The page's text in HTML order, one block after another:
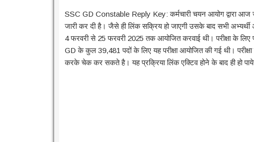
SSC GD Constable Reply Key: कर्मचारी चयन आयोग द्वारा आज
जारी कर दी है। जैसे ही लिंक सक्रिय हो जाएगी उसके बाद सभी
4 फरवरी से 25 फरवरी 2025 तक आयोजित करवाई थी। परीक्षा के
GD के कुल 39,481 पदों के लिए यह परीक्षा आयोजित की गई थी।
करके चेक कर सकते है। यह प्रक्रिया लिंक एक्टिव होने के बाद ही हो